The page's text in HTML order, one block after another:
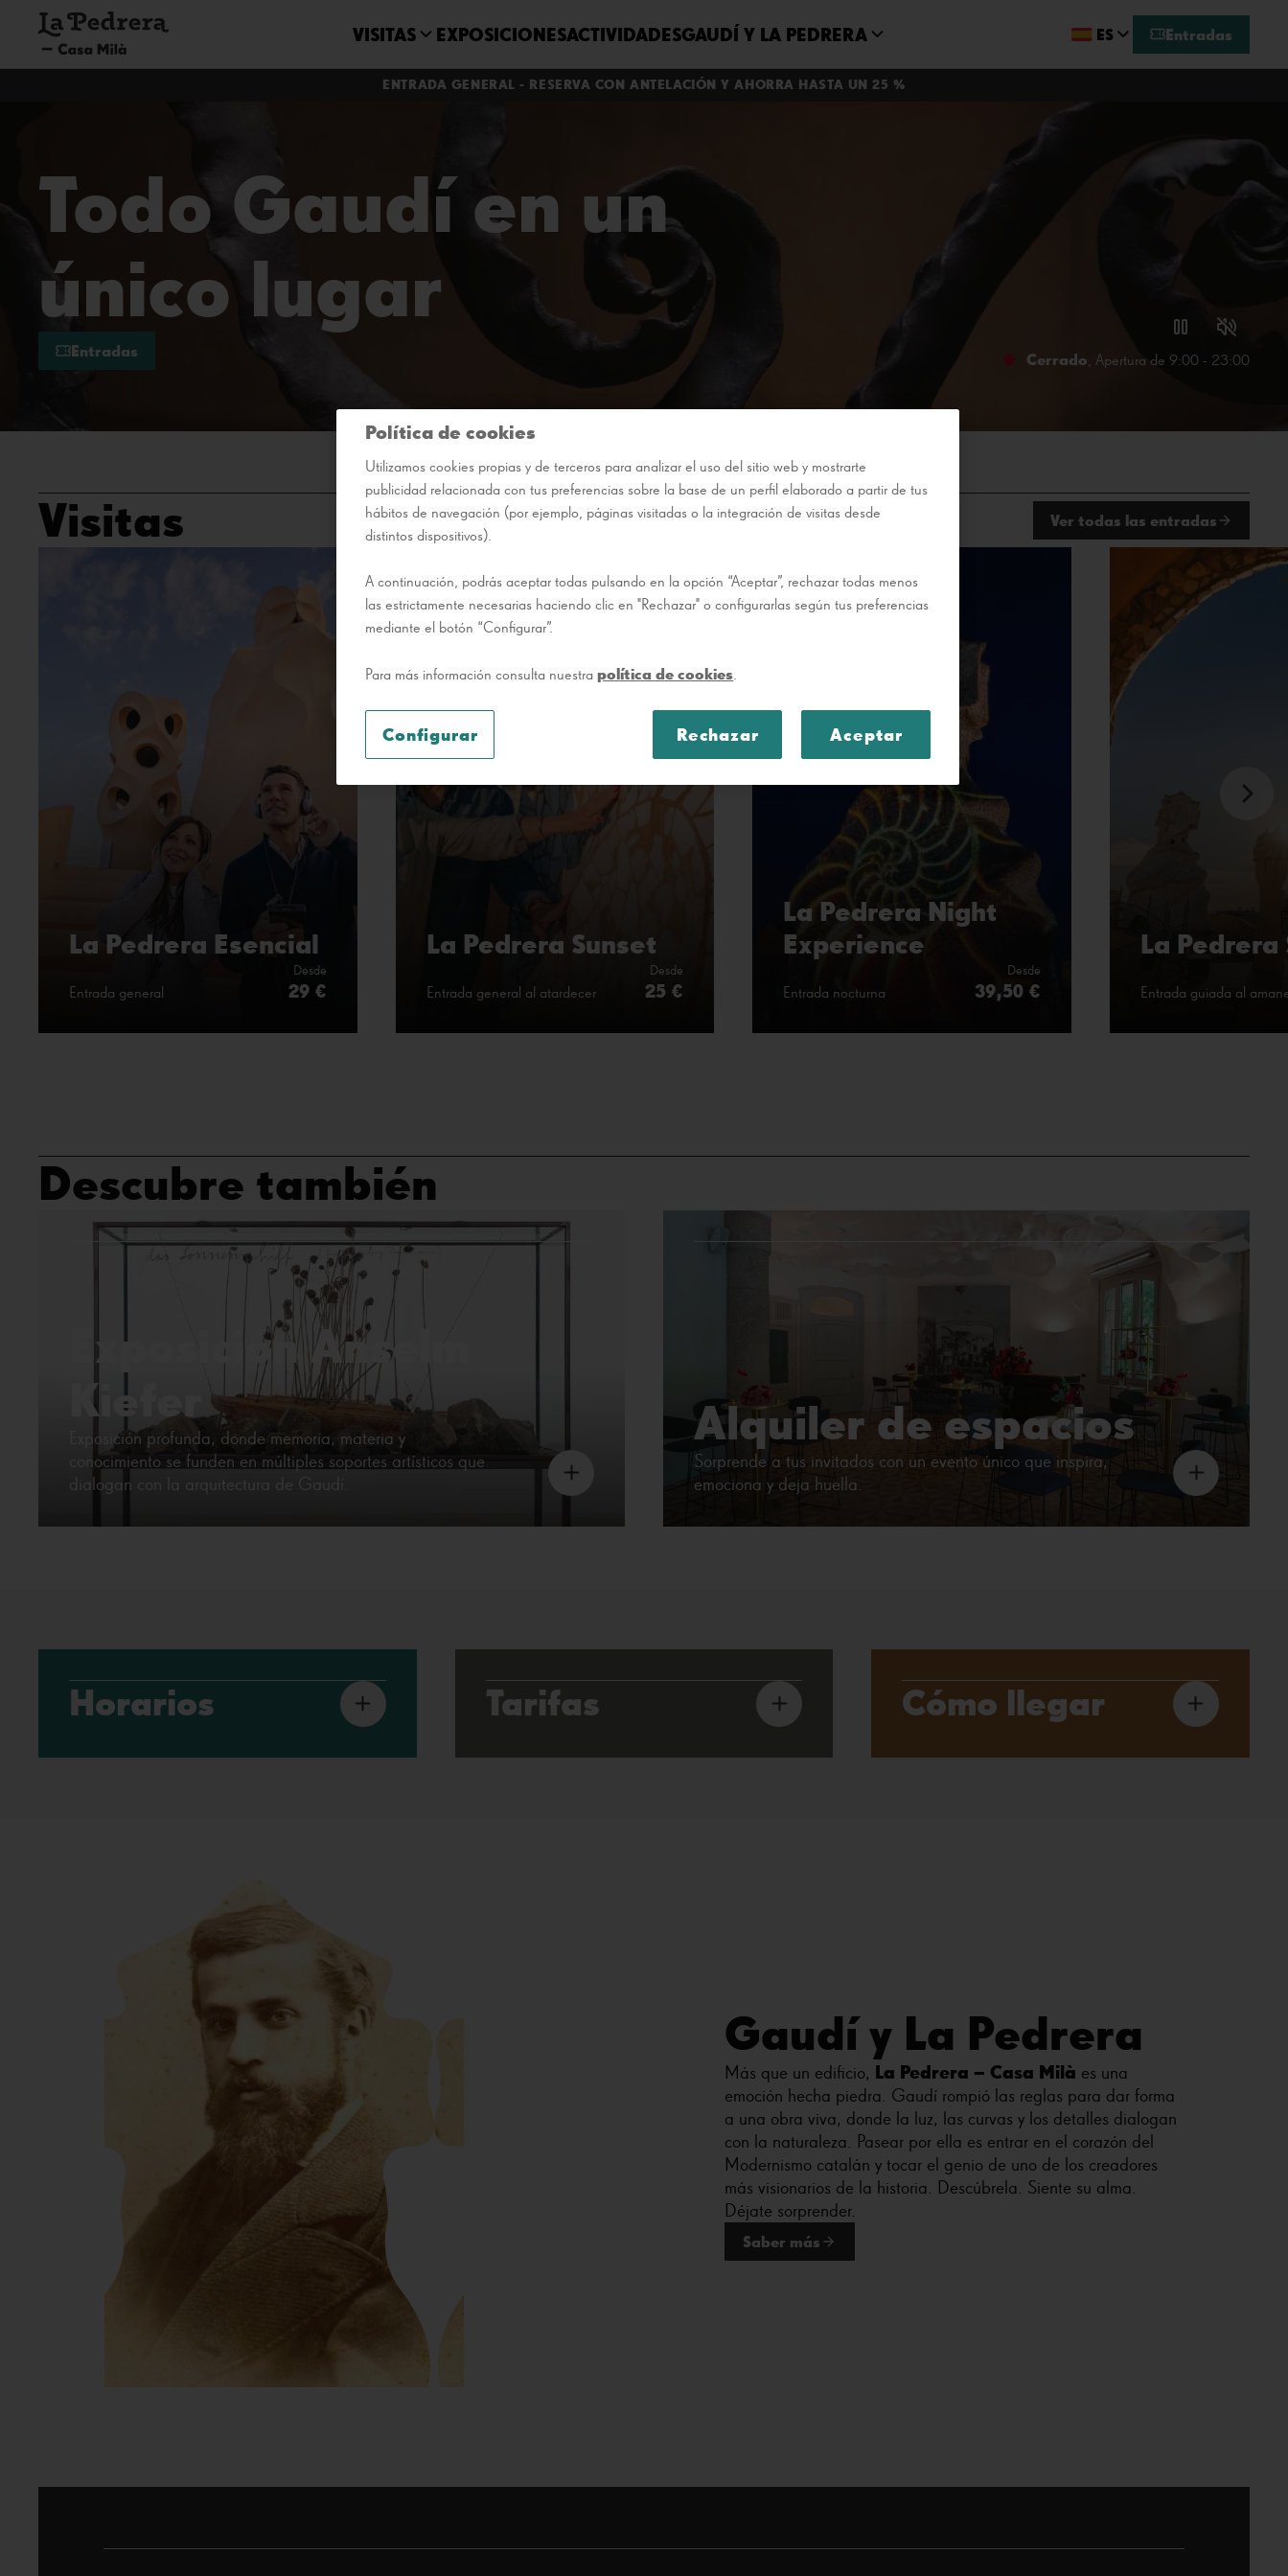
VISITAS EXPOSICIONESACTIVIDADESGAUDÍ Y LA PEDRERA ES Entradas
ENTRADA GENERAL - RESERVA CON ANTELACIÓN Y AHORRA HASTA UN 25 %
Todo Gaudí en un
único lugar
Entradas Cerrado, Apertura de 9:00 - 23:00
Visitas Ver todas las entradas
La Pedrera Esencial
Entrada general
Desde
29 €
La Pedrera Sunset
Entrada general al atardecer
Desde
25 €
La Pedrera Night
Experience
Entrada nocturna
Desde
39,50 €
La Pedrera
Entrada guiada al
Descubre también
Exposición Anselm
Kiefer
Exposición profunda, donde memoria, materia y
conocimiento se funden en múltiples soportes artísticos que
dialogan con la arquitectura de Gaudí.
Alquiler de espacios
Sorprende a tus invitados con un evento único que inspira,
emociona y deja huella.
Horarios Tarifas Cómo llegar
Gaudí y La Pedrera
Más que un edificio, La Pedrera – Casa Milà es una
emoción hecha piedra. Gaudí rompió las reglas para dar forma
a una obra viva, donde la luz, las curvas y los detalles dialogan
con la naturaleza. Pasear por ella es entrar en el corazón del
Modernismo catalán y tocar el genio de uno de los creadores
más visionarios de la historia. Descúbrela. Siente su alma.
Déjate sorprender.
Saber más
Política de cookies
Utilizamos cookies propias y de terceros para analizar el uso del sitio web y mostrarte
publicidad relacionada con tus preferencias sobre la base de un perfil elaborado a partir de tus
hábitos de navegación (por ejemplo, páginas visitadas o la integración de visitas desde
distintos dispositivos).
A continuación, podrás aceptar todas pulsando en la opción “Aceptar”, rechazar todas menos
las estrictamente necesarias haciendo clic en "Rechazar" o configurarlas según tus preferencias
mediante el botón “Configurar”.
Para más información consulta nuestrapolítica de cookies
Configurar Rechazar Aceptar